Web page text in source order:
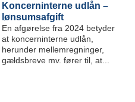
Koncerninterne udlån –
lønsumsafgift
En afgørelse fra 2024 betyder
at koncerninterne udlån,
herunder mellemregninger,
gældsbreve mv. fører til, at...